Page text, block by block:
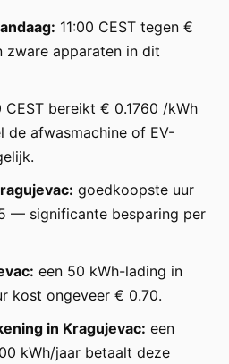
11:00 CEST tegen €
apparaten in dit
CEST bereikt € 0.1760 /kWh
de afwasmachine of EV-
goedkoopste uur
— significante besparing per
een 50 kWh-lading in
kost ongeveer € 0.70.
in Kragujevac: een
kWh/jaar betaalt deze